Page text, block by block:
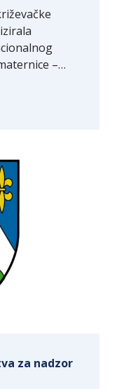
–…
za nadzor